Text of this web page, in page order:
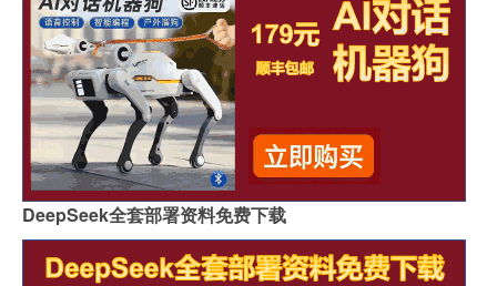
DeepSeek全套部署资料免费下载